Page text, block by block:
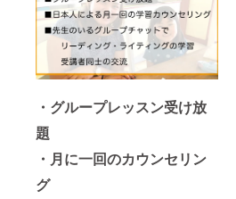
・グループレッスン受け放
題
・月に一回のカウンセリン
グ